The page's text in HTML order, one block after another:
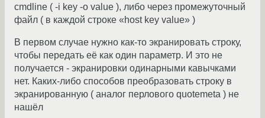
cmdline ( -i key -o value ), либо через промежуточный
файл ( в каждой строке «host key value» )
В первом случае нужно как-то экранировать строку,
чтобы передать её как один параметр. И это не
получается - экранировки одинарными кавычками
нет. Каких-либо способов преобразовать строку в
экранированную ( аналог перлового quotemeta ) не
нашёл